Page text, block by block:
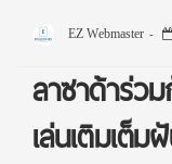
EZ Webmaster
ลาซาด้าร่ว
เล่นเติมเต็